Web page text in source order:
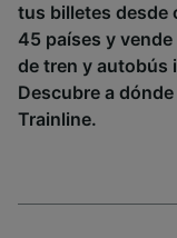
tus billetes desde
45 países y
de tren y autobús
Descubre a
Trainline.